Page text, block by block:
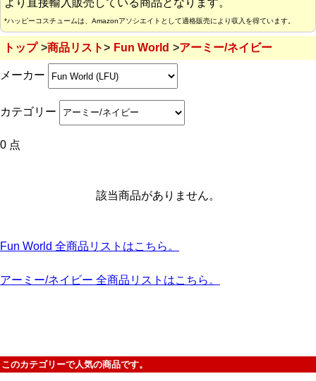
より直接輸入販売している商品となります。
*ハッピーコスチュームは、Amazonアソシエイトとして適格販売により収入を得ています。
トップ 商品リスト Fun World アーミー/ネイビー
メーカー
カテゴリー
0 点
該当商品がありません。
Fun World 全商品リストはこちら。
アーミー/ネイビー 全商品リストはこちら。
このカテゴリーで人気の商品です。